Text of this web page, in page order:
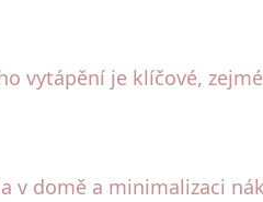
vytápění je klíčové,
v domě a minimalizaci